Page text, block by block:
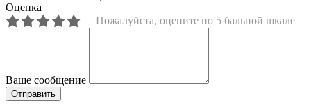
Оценка
Пожалуйста, оцените по 5 бальной шкале
Ваше сообщение